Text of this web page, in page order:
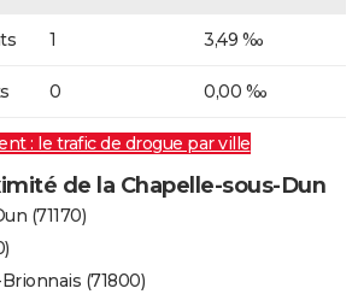
1 3,49 ‰
0 0,00 ‰
: le trafic de drogue par ville
de la Chapelle-sous-Dun
(71170)
(71800)